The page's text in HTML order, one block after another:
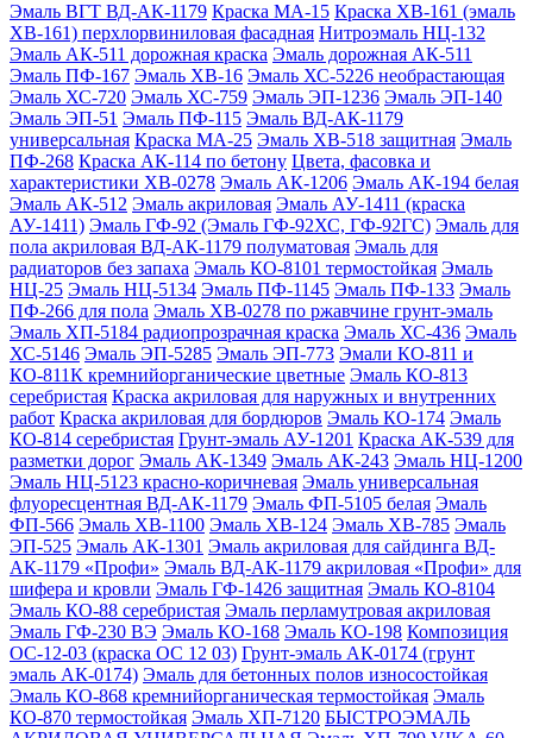
Эмаль ВГТ ВД-АК-1179 Краска МА-15 Краска ХВ-161 (эмаль
ХВ-161) перхлорвиниловая фасадная Нитроэмаль НЦ-132
Эмаль АК-511 дорожная краска Эмаль дорожная АК-511
Эмаль ПФ-167 Эмаль ХВ-16 Эмаль ХС-5226 необрастающая
Эмаль ХС-720 Эмаль ХС-759 Эмаль ЭП-1236 Эмаль ЭП-140
Эмаль ЭП-51 Эмаль ПФ-115 Эмаль ВД-АК-1179
универсальная Краска МА-25 Эмаль ХВ-518 защитная Эмаль
ПФ-268 Краска АК-114 по бетону Цвета, фасовка и
характеристики ХВ‑0278 Эмаль АК-1206 Эмаль АК-194 белая
Эмаль АК-512 Эмаль акриловая Эмаль АУ-1411 (краска
АУ-1411) Эмаль ГФ-92 (Эмаль ГФ-92ХС, ГФ-92ГС) Эмаль для
пола акриловая ВД-АК-1179 полуматовая Эмаль для
радиаторов без запаха Эмаль КО-8101 термостойкая Эмаль
НЦ-25 Эмаль НЦ-5134 Эмаль ПФ-1145 Эмаль ПФ-133 Эмаль
ПФ-266 для пола Эмаль ХВ-0278 по ржавчине грунт-эмаль
Эмаль ХП-5184 радиопрозрачная краска Эмаль ХС-436 Эмаль
ХС-5146 Эмаль ЭП-5285 Эмаль ЭП-773 Эмали КО-811 и
КО-811К кремнийорганические цветные Эмаль КО-813
серебристая Краска акриловая для наружных и внутренних
работ Краска акриловая для бордюров Эмаль КО-174 Эмаль
КО-814 серебристая Грунт-эмаль АУ-1201 Краска АК-539 для
разметки дорог Эмаль АК-1349 Эмаль АК-243 Эмаль НЦ-1200
Эмаль НЦ-5123 красно-коричневая Эмаль универсальная
флуоресцентная ВД-АК-1179 Эмаль ФП-5105 белая Эмаль
ФП-566 Эмаль ХВ-1100 Эмаль ХВ-124 Эмаль ХВ-785 Эмаль
ЭП-525 Эмаль АК-1301 Эмаль акриловая для сайдинга ВД-
АК-1179 «Профи» Эмаль ВД-АК-1179 акриловая «Профи» для
шифера и кровли Эмаль ГФ-1426 защитная Эмаль КО-8104
Эмаль КО-88 серебристая Эмаль перламутровая акриловая
Эмаль ГФ-230 ВЭ Эмаль КО-168 Эмаль КО-198 Композиция
ОС-12-03 (краска ОС 12 03) Грунт-эмаль АК-0174 (грунт
эмаль АК-0174) Эмаль для бетонных полов износостойкая
Эмаль КО-868 кремнийорганическая термостойкая Эмаль
КО-870 термостойкая Эмаль ХП-7120 БЫСТРОЭМАЛЬ